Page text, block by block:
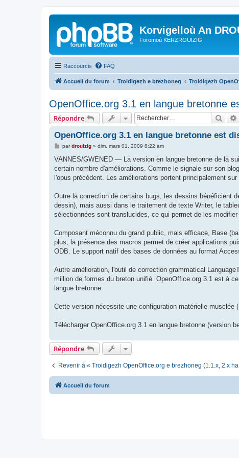
Korvigelloù An
Foromoù KERZROUIZIG
Raccourcis FAQ
Accueil du forum Troidigezh e brezhoneg Troidigezh
OpenOffice.org 3.1 en langue bretonne
Répondre
OpenOffice.org 3.1 en langue bretonne est
M
s
a
g
e
pardrouizig» dim. mars 01, 2009 8:22 am
VANNES/GWENED — La version en langue bretonne de la
certain nombre d'améliorations. Comme le signale sur son
l'opus précédent. Les améliorations portent principalement
Outre la correction de certains bugs, les dessins bénéficient
dessin), mais aussi dans le traitement de texte Writer, le
sélectionnées sont translucides, ce qui permet de les
Composant méconnu du grand public, mais efficace, Base
plus, la présence des macros permet de créer applications
ODB. Le support natif des bases de données au format
Autre amélioration, l'outil de correction grammatical
million de formes du breton unifié. OpenOffice.org 3.1 est à
langue bretonne.
Cette version nécessite une configuration matérielle musclée
Télécharger OpenOffice.org 3.1 en langue bretonne (version
Répondre
Revenir à « Troidigezh OpenOffice.org e brezhoneg (1.1.x, 2.x
Accueil du forum